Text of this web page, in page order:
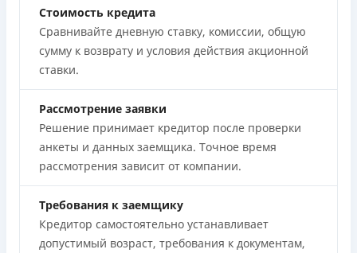
Стоимость кредита
Сравнивайте дневную ставку, комиссии, общую
сумму к возврату и условия действия акционной
ставки.
Рассмотрение заявки
Решение принимает кредитор после проверки
анкеты и данных заемщика. Точное время
рассмотрения зависит от компании.
Требования к заемщику
Кредитор самостоятельно устанавливает
допустимый возраст, требования к документам,